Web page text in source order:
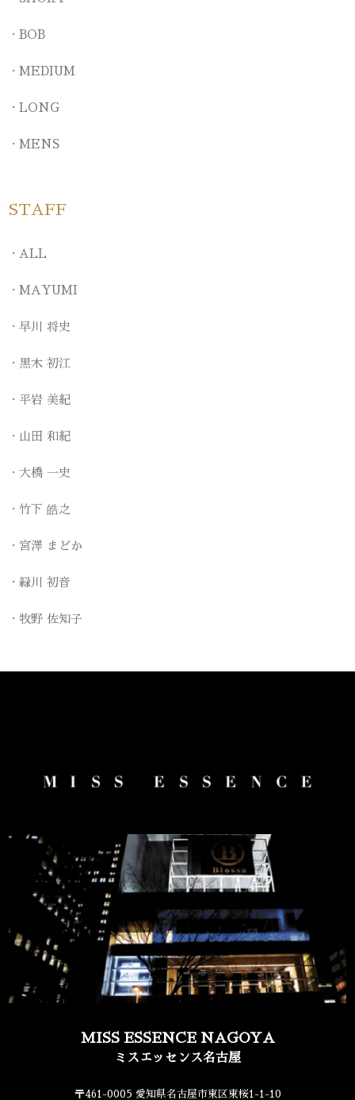
BOB
MEDIUM
LONG
MENS
STAFF
ALL
MAYUMI
早川 将史
黒木 初江
平岩 美紀
山田 和紀
大橋 一史
竹下 皓之
宮澤 まどか
緑川 初音
牧野 佐知子
MISS ESSENCE NAGOYA
ミスエッセンス名古屋
〒461-0005 愛知県名古屋市東区東桜1-1-10